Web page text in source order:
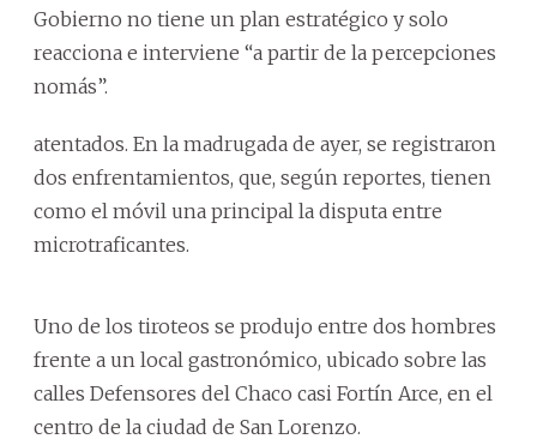
Gobierno no tiene un plan estratégico y solo
reacciona e interviene “a partir de la percepciones
nomás”.
atentados. En la madrugada de ayer, se registraron
dos enfrentamientos, que, según reportes, tienen
como el móvil una principal la disputa entre
microtraficantes.
Uno de los tiroteos se produjo entre dos hombres
frente a un local gastronómico, ubicado sobre las
calles Defensores del Chaco casi Fortín Arce, en el
centro de la ciudad de San Lorenzo.